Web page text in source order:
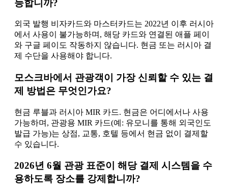
능합니까?
외국 발행 비자카드와 마스터카드는 2022년 이후 러시아
에서 사용이 불가능하며, 해당 카드와 연결된 애플 페이
와 구글 페이도 작동하지 않습니다. 현금 또는 러시아 결
제 수단을 사용해야 합니다.
모스크바에서 관광객이 가장 신뢰할 수 있는 결
제 방법은 무엇인가요?
현금 루블과 러시아 MIR 카드. 현금은 어디에서나 사용
가능하며, 관광용 MIR 카드(예: 유모니를 통해 외국인도
발급 가능)는 상점, 교통, 호텔 등에서 현금 없이 결제할
수 있습니다.
2026년 6월 관광 표준이 해당 결제 시스템을 수
용하도록 장소를 강제합니까?